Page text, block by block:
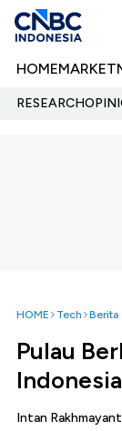
HOMEMARKET
RESEARCH
HOME Tech Berita
Pulau
Intan